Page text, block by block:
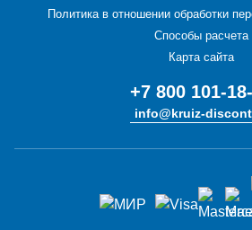
Политика в отношении обработки
Способы расчета
Карта сайта
+7 800 101-
info@kruiz-